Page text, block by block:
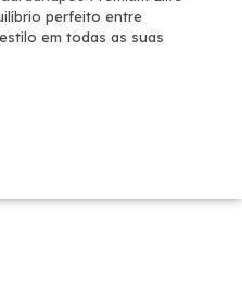
perfeito entre
em todas as suas